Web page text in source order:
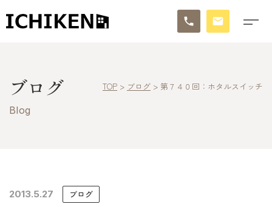
ブログ
イチケンの家づくり
ブログ
Blog
TOP > ブログ > 第７４０回：ホタルスイッチ
2013.5.27 ブログ